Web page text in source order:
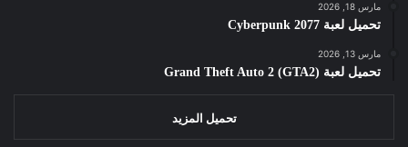
مارس 18, 2026
تحميل لعبة Cyberpunk 2077
مارس 13, 2026
تحميل لعبة Grand Theft Auto 2 (GTA2)
تحميل المزيد